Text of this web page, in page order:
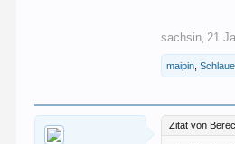
sachsin
maipin ,
Zitat von